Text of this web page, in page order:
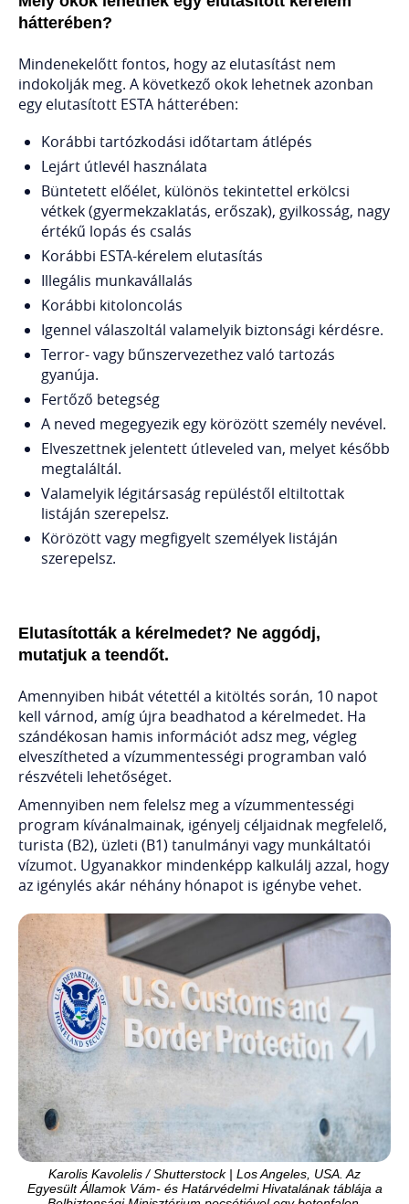
hátterében?
Mindenekelőtt fontos, hogy az elutasítást nem
indokolják meg. A következő okok lehetnek azonban
egy elutasított ESTA hátterében:
Korábbi tartózkodási időtartam átlépés
Lejárt útlevél használata
Büntetett előélet, különös tekintettel erkölcsi
vétkek (gyermekzaklatás, erőszak), gyilkosság, nagy
értékű lopás és csalás
Korábbi ESTA-kérelem elutasítás
Illegális munkavállalás
Korábbi kitoloncolás
Igennel válaszoltál valamelyik biztonsági kérdésre.
Terror- vagy bűnszervezethez való tartozás
gyanúja.
Fertőző betegség
A neved megegyezik egy körözött személy nevével.
Elveszettnek jelentett útleveled van, melyet később
megtaláltál.
Valamelyik légitársaság repüléstől eltiltottak
listáján szerepelsz.
Körözött vagy megfigyelt személyek listáján
szerepelsz.
Elutasították a kérelmedet? Ne aggódj,
mutatjuk a teendőt.
Amennyiben hibát vétettél a kitöltés során, 10 napot
kell várnod, amíg újra beadhatod a kérelmedet. Ha
szándékosan hamis információt adsz meg, végleg
elveszítheted a vízummentességi programban való
részvételi lehetőséget.
Amennyiben nem felelsz meg a vízummentességi
program kívánalmainak, igényelj céljaidnak megfelelő,
turista (B2), üzleti (B1) tanulmányi vagy munkáltatói
vízumot. Ugyanakkor mindenképp kalkulálj azzal, hogy
az igénylés akár néhány hónapot is igénybe vehet.
Karolis Kavolelis / Shutterstock | Los Angeles, USA. Az
Egyesült Államok Vám- és Határvédelmi Hivatalának táblája a